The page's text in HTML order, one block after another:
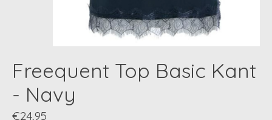
Freequent Top Basic Kant
- Navy
€24,95